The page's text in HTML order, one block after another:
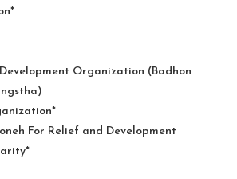
Organization (Badhon
For Relief and Development